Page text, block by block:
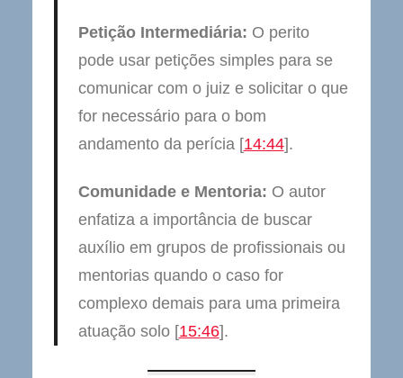
Petição Intermediária: O perito
pode usar petições simples para se
comunicar com o juiz e solicitar o que
for necessário para o bom
andamento da perícia [14:44].
Comunidade e Mentoria: O autor
enfatiza a importância de buscar
auxílio em grupos de profissionais ou
mentorias quando o caso for
complexo demais para uma primeira
atuação solo [15:46].